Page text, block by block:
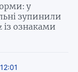
у
зупинили
із ознаками